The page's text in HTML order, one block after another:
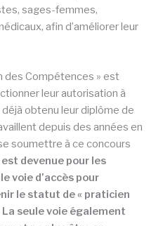
sages-femmes,
afin d’améliorer leur
des Compétences » est
leur autorisation à
déjà obtenu leur diplôme de
depuis des années en
soumettre à ce concours
devenue pour les
voie d’accès pour
le statut de « praticien
seule voie également